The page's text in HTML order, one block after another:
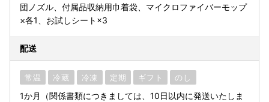
団ノズル、付属品収納用巾着袋、マイクロファイバーモップ
×各1、お試しシート×3
配送
常温 冷蔵 冷凍 定期 ギフト のし
1か月（関係書類につきましては、10日以内に発送いたしま